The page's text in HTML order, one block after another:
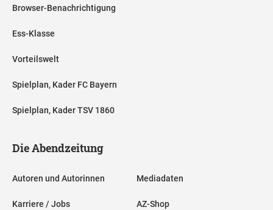
Browser-Benachrichtigung
Ess-Klasse
Vorteilswelt
Spielplan, Kader FC Bayern
Spielplan, Kader TSV 1860
Die Abendzeitung
Autoren und Autorinnen
Karriere / Jobs
Mediadaten
AZ-Shop